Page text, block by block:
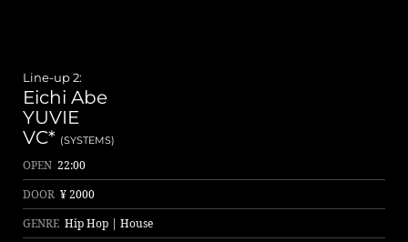
Line-up 2:
Eichi Abe
YUVIE
VC* (SYSTEMS)
OPEN 22:00
DOOR ¥ 2000
GENRE Hip Hop | House